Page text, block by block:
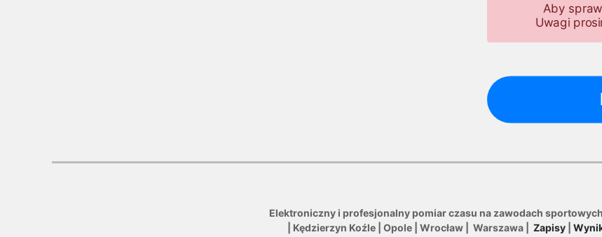
Aby
Uwagi
Elektroniczny i profesjonalny pomiar czasu na zawodach sportowych
| Kędzierzyn Koźle | Opole | Wrocław | Warszawa | Zapisy|